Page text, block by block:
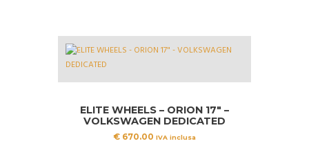
ELITE WHEELS – ORION 17″ –
VOLKSWAGEN DEDICATED
€ 670.00 IVA inclusa